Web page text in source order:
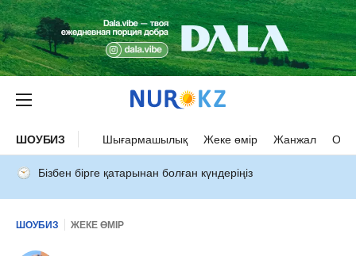
ШОУБИЗ Шығармашылық Жеке өмір Жанжал
Бізбен бірге қатарынан болған күндеріңіз
ШОУБИЗ ЖЕКЕ ӨМІР